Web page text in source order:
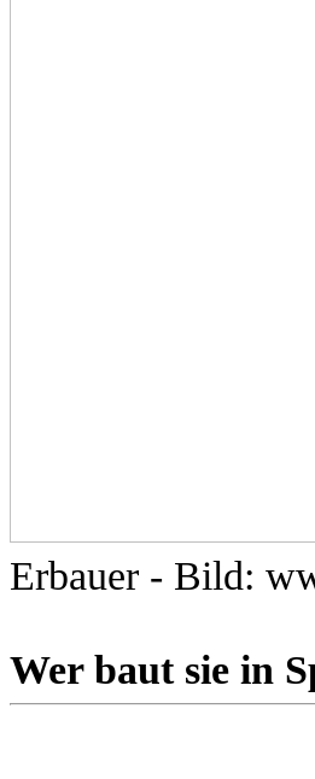
Erbauer - Bild:
Wer baut sie in